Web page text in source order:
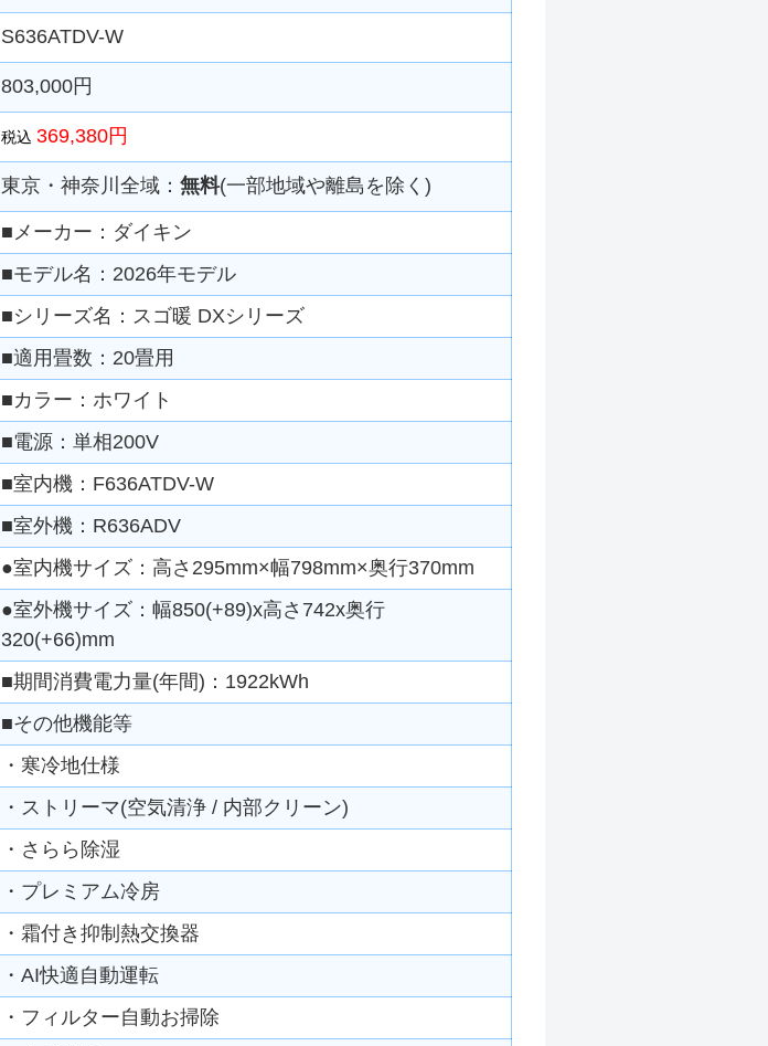
S636ATDV-W
803,000円
税込 369,380円
東京・神奈川全域： 無料(一部地域や離島を除く)
■メーカー：ダイキン
■モデル名：2026年モデル
■シリーズ名：スゴ暖 DXシリーズ
■適用畳数：20畳用
■カラー：ホワイト
■電源：単相200V
■室内機：F636ATDV-W
■室外機：R636ADV
●室内機サイズ：高さ295mm×幅798mm×奥行370mm
●室外機サイズ：幅850(+89)x高さ742x奥行
320(+66)mm
■期間消費電力量(年間)：1922kWh
■その他機能等
・寒冷地仕様
・ストリーマ(空気清浄 / 内部クリーン)
・さらら除湿
・プレミアム冷房
・霜付き抑制熱交換器
・AI快適自動運転
・フィルター自動お掃除